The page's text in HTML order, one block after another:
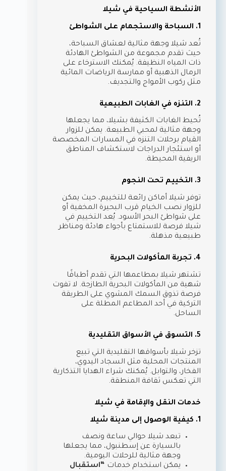
الأنشطة السياحية في شيلا
1. السباحة والاستجمام على الشواطئ
تُعد شيلا وجهة مثالية لعشاق السباحة،
حيث تقدم مجموعة من الشواطئ الهادئة
ذات المياه النظيفة. يُمكنك الاسترخاء على
الرمال الذهبية أو ممارسة الرياضات المائية
مثل ركوب الأمواج والتجديف.
2. التنزه في الغابات الطبيعية
تُحيط الغابات الكثيفة بشيلا، مما يجعلها
وجهة مثالية لمحبي الطبيعة. يمكن للزوار
القيام برحلات التنزه في المسارات المخصصة
أو استئجار الدراجات لاستكشاف المناطق
الريفية المحيطة.
3. التخييم تحت النجوم
توفر شيلا أماكن رائعة للتخييم، حيث يمكن
للزوار نصب الخيام قرب البحيرة المخفية أو
على شواطئ البحر الأسود. يُعد التخييم في
شيلا فرصة للاستمتاع بأجواء هادئة ومناظر
طبيعية مذهلة.
4. تجربة المأكولات البحرية
تشتهر شيلا بمطاعمها التي تقدم أطباقًا
شهية من المأكولات البحرية الطازجة. لا تفوت
فرصة تذوق السمك المشوي على الطريقة
التركية في أحد المطاعم المطلة على
الساحل.
5. التسوق في الأسواق التقليدية
تزخر شيلا بأسواقها التقليدية التي تبيع
المنتجات المحلية مثل السجاد اليدوي،
الفخار، والتوابل. يُمكنك شراء الهدايا التذكارية
التي تعكس ثقافة المنطقة.
خدمات النقل والإقامة في شيلا
1. كيفية الوصول إلى مدينة شيلا
تبعد شيلا حوالي ساعة ونصف
بالسيارة عن إسطنبول، مما يجعلها
وجهة مثالية للرحلات اليومية.
يمكن استخدام خدمات “استقبال